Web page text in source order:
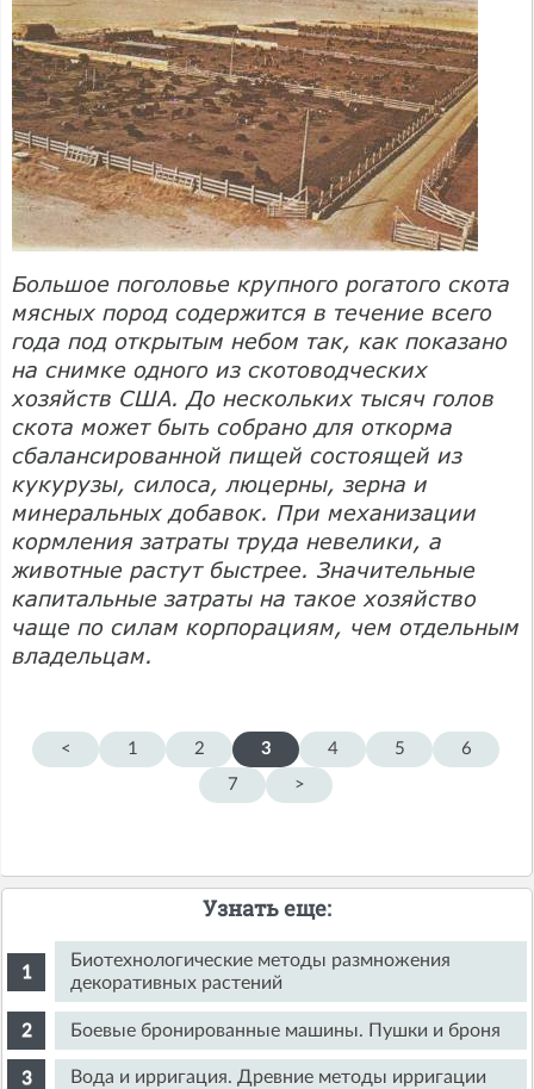
Большое поголовье крупного рогатого скота
мясных пород содержится в течение всего
года под открытым небом так, как показано
на снимке одного из скотоводческих
хозяйств США. До нескольких тысяч голов
скота может быть собрано для откорма
сбалансированной пищей состоящей из
кукурузы, силоса, люцерны, зерна и
минеральных добавок. При механизации
кормления затраты труда невелики, а
животные растут быстрее. Значительные
капитальные затраты на такое хозяйство
чаще по силам корпорациям, чем отдельным
владельцам.
< 1 2 3 4 5
6
7
>
Узнать еще:
Биотехнологические методы размножения
декоративных растений
Боевые бронированные машины. Пушки и броня
Вода и ирригация. Древние методы ирригации